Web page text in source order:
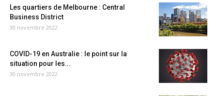
Les quartiers de Melbourne : Central
Business District
30 novembre 2022
COVID-19 en Australie : le point sur la
situation pour les...
30 novembre 2022